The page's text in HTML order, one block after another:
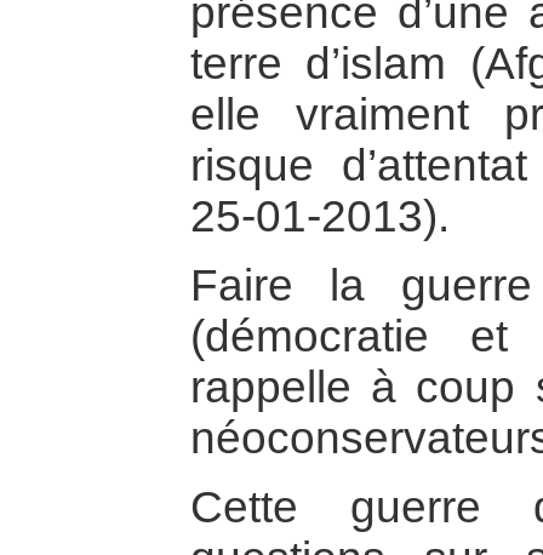
présence d’une
terre d’islam
elle vraiment
risque
25-01-2013).
Faire la
(démocratie et
rappelle à coup
Cette guerre